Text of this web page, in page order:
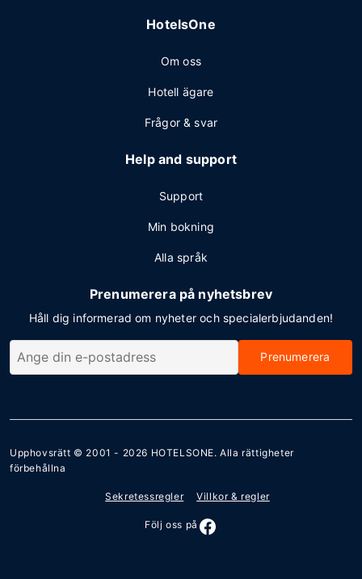
HotelsOne
Om oss
Hotell ägare
Frågor & svar
Help and support
Support
Min bokning
Alla språk
Prenumerera på nyhetsbrev
Håll dig informerad om nyheter och specialerbjudanden!
Prenumerera
Upphovsrätt © 2001 - 2026 HOTELSONE. Alla rättigheter
förbehållna
Sekretessregler Villkor & regler
Följ oss på